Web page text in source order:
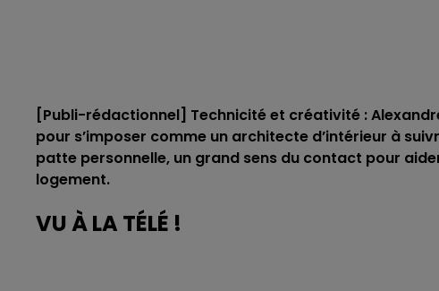
[Publi-rédactionnel] Technicité et créativité :
pour s’imposer comme un architecte d’intérieur à
patte personnelle, un grand sens du contact pour
logement.
VU À LA TÉLÉ !